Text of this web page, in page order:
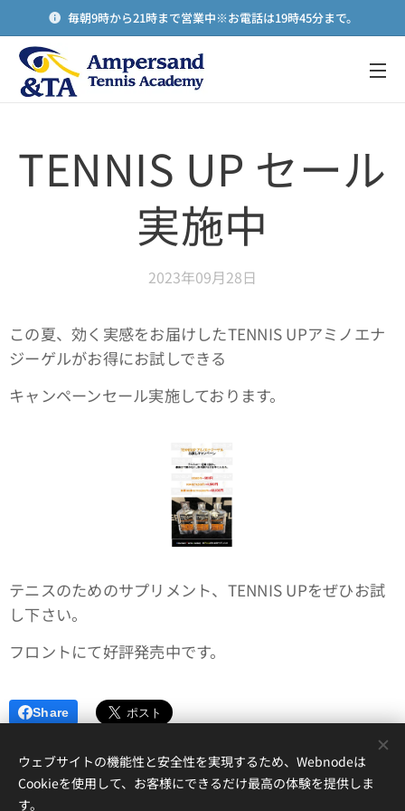
毎朝9時から21時まで営業中※お電話は19時45分まで。
TENNIS UP セール
実施中
2023年09月28日
この夏、効く実感をお届けしたTENNIS UPアミノエナ
ジーゲルがお得にお試しできる
キャンペーンセール実施しております。
テニスのためのサプリメント、TENNIS UPをぜひお試
し下さい。
フロントにて好評発売中です。
Share
ウェブサイトの機能性と安全性を実現するため、Webnodeは
Cookieを使用して、お客様にできるだけ最高の体験を提供しま
す。